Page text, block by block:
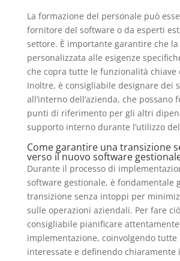
La formazione del personale può
fornitore del software o da esperti
settore. È importante garantire che
personalizzata alle esigenze
che copra tutte le funzionalità chiave
Inoltre, è consigliabile designare dei
all’interno dell’azienda, che possano
punti di riferimento per gli altri
supporto interno durante l’utilizzo
Come garantire una transizione
verso il nuovo software
Durante il processo di
software gestionale, è fondamentale
transizione senza intoppi per
sulle operazioni aziendali. Per fare
consigliabile pianificare
implementazione, coinvolgendo tutte
interessate e definendo chiaramente